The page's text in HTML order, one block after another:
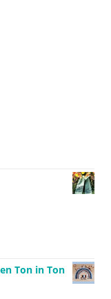
Ton in Ton